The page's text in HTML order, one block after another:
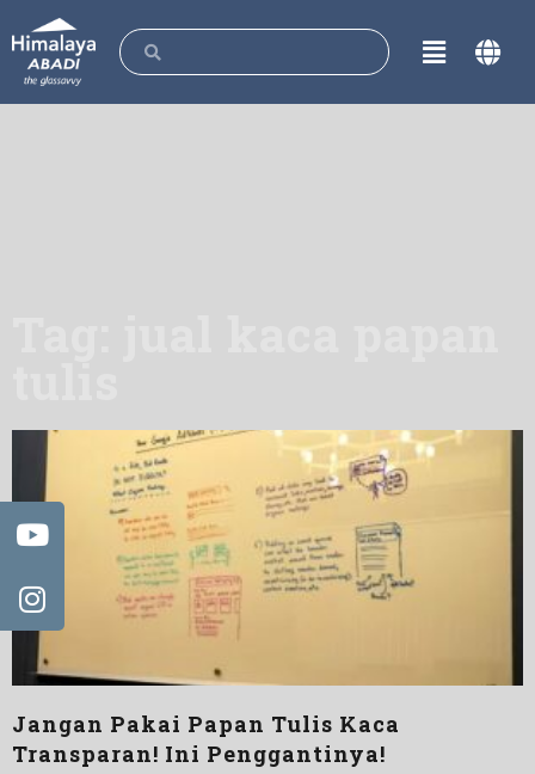
Jangan Pakai Papan Tulis Kaca
Transparan! Ini Penggantinya!